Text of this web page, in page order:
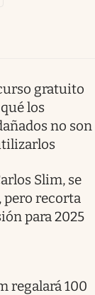
gratuito
los
no son
Slim, se
pero recorta
para 2025
regalará 100